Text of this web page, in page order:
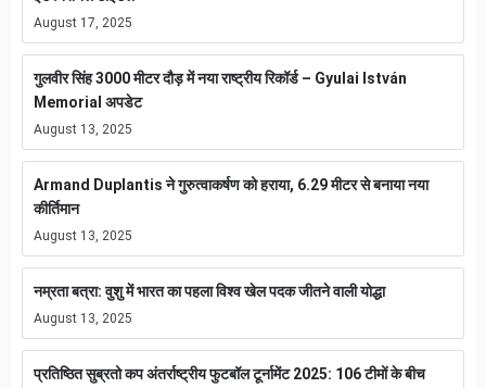
August 17, 2025
गुलवीर सिंह 3000 मीटर दौड़ में नया राष्ट्रीय रिकॉर्ड – Gyulai István
Memorial अपडेट
August 13, 2025
Armand Duplantis ने गुरुत्वाकर्षण को हराया, 6.29 मीटर से बनाया नया
कीर्तिमान
August 13, 2025
नम्रता बत्रा: वुशु में भारत का पहला विश्व खेल पदक जीतने वाली योद्धा
August 13, 2025
प्रतिष्ठित सुब्रतो कप अंतर्राष्ट्रीय फुटबॉल टूर्नामेंट 2025: 106 टीमों के बीच